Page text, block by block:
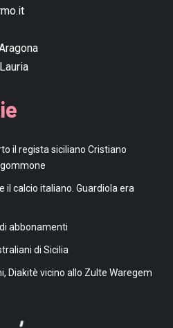
il regista siciliano Cristiano
il calcio italiano. Guardiola era
abbonamenti
di Sicilia
Diakitè vicino allo Zulte Waregem